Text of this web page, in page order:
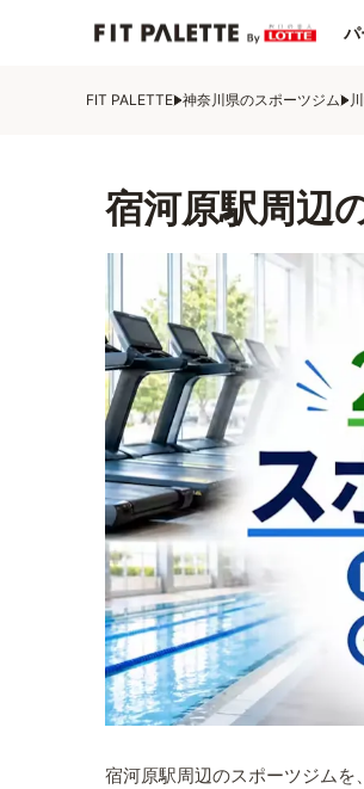
パ
FIT PALETTE 神奈川県のスポーツジム
宿河原駅周辺
宿河原駅周辺のスポーツジム